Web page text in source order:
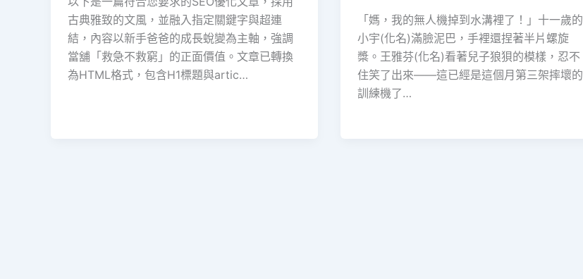
古典雅致的文風，並融入指定關鍵字與超連
結，內容以新手爸爸的成長蛻變為主軸，強調
當舖「救急不救窮」的正面價值。文章已轉換
為HTML格式，包含H1標題與artic…
「媽，我的無人機掉到水溝裡了！」十一歲的
小宇(化名)滿臉泥巴，手裡還捏著半片螺旋
槳。王雅芬(化名)看著兒子狼狽的模樣，忍不
住笑了出來——這已經是這個月第三架摔壞的
訓練機了…